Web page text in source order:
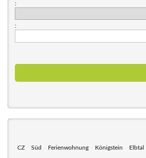
:
:
CZ Süd Ferienwohnung Königstein Elbtal